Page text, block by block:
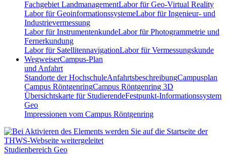
Fachgebiet LandmanagementLabor für Geo-Virtual Reality
Labor für GeoinformationssystemeLabor für Ingenieur- und
Industrievermessung
Labor für InstrumentenkundeLabor für Photogrammetrie und
Fernerkundung
Labor für SatellitennavigationLabor für Vermessungskunde
WegweiserCampus-Plan
und Anfahrt
Standorte der HochschuleAnfahrtsbeschreibungCampusplan
Campus RöntgenringCampus Röntgenring 3D
Übersichtskarte für StudierendeFestpunkt-Informationssystem
Geo
Impressionen vom Campus Röntgenring
Studienbereich Geo